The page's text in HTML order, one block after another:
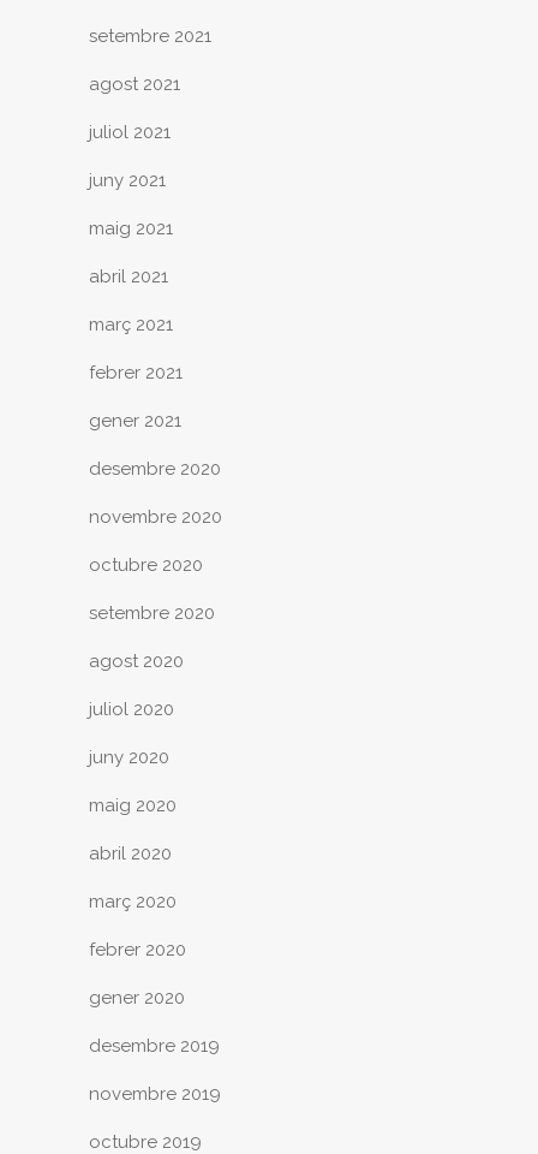
setembre 2021
agost 2021
juliol 2021
juny 2021
maig 2021
abril 2021
març 2021
febrer 2021
gener 2021
desembre 2020
novembre 2020
octubre 2020
setembre 2020
agost 2020
juliol 2020
juny 2020
maig 2020
abril 2020
març 2020
febrer 2020
gener 2020
desembre 2019
novembre 2019
octubre 2019